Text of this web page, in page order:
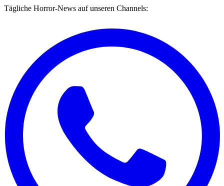
Tägliche Horror-News auf unseren Channels: